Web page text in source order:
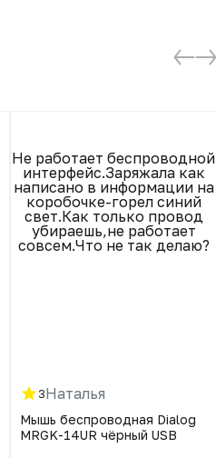
Не работает беспроводной
интерфейс.Заряжала как
написано в информации на
коробочке-горел синий
свет.Как только провод
убираешь,не работает
совсем.Что не так делаю?
3Наталья
Мышь беспроводная Dialog
MRGK-14UR чёрный USB